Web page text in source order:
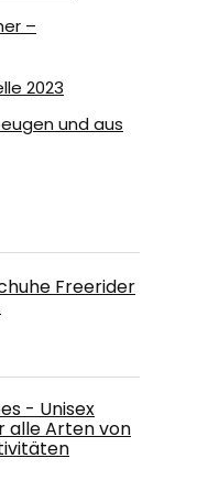
–
2023
und aus
Freerider
- Unisex
alle Arten von